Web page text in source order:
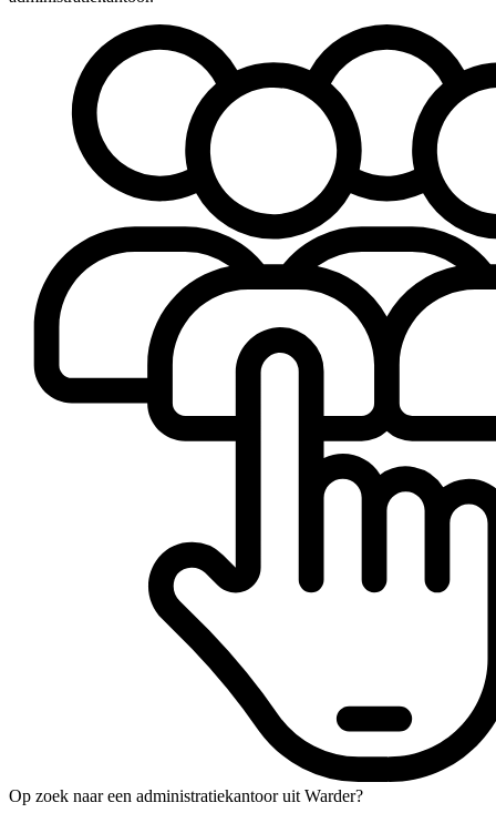
Op zoek naar een administratiekantoor uit Warder?